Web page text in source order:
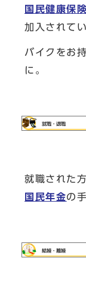
国民健康保険
加入されて
バイクをお
に。
就職された
国民年金の